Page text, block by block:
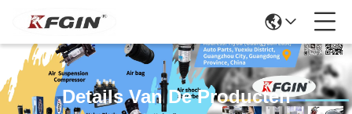
Details Van De Producten